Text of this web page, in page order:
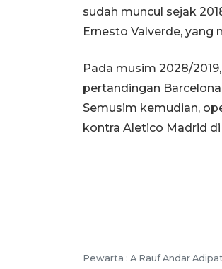
sudah muncul sejak
Ernesto Valverde, yang
Pada musim 2028/
pertandingan
Semusim kemudian,
kontra Aletico Madrid
Pewarta : A Rauf Andar